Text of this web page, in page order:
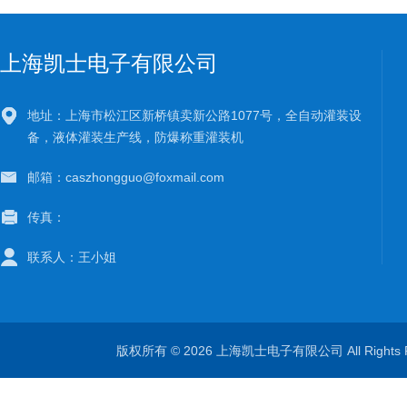
上海凯士电子有限公司
地址：上海市松江区新桥镇卖新公路1077号，全自动灌装设
备，液体灌装生产线，防爆称重灌装机
邮箱：caszhongguo@foxmail.com
传真：
联系人：王小姐
版权所有 © 2026 上海凯士电子有限公司 All